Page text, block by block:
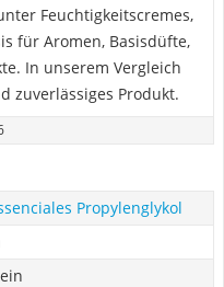
Feuchtigkeitscremes,
für Aromen, Basisdüfte,
In unserem Vergleich
zuverlässiges Produkt.
Propylenglykol